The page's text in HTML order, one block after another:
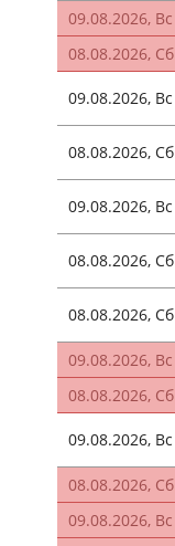
09.08.2026, Вс
08.08.2026, Сб
09.08.2026, Вс
08.08.2026, Сб
09.08.2026, Вс
08.08.2026, Сб
08.08.2026, Сб
09.08.2026, Вс
08.08.2026, Сб
09.08.2026, Вс
08.08.2026, Сб
09.08.2026, Вс